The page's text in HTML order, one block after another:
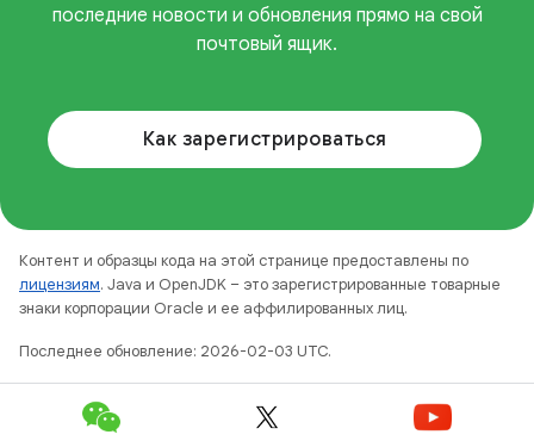
последние новости и обновления прямо на свой
почтовый ящик.
Как зарегистрироваться
Контент и образцы кода на этой странице предоставлены по
лицензиям. Java и OpenJDK – это зарегистрированные товарные
знаки корпорации Oracle и ее аффилированных лиц.
Последнее обновление: 2026-02-03 UTC.